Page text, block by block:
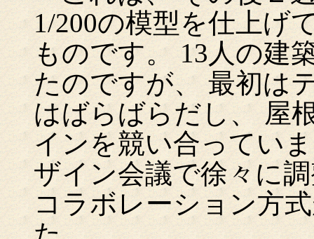
1/200の模型を仕上げ
ものです。 13人の建
たのですが、 最初は
はばらばらだし、 屋
インを競い合ってい
ザイン会議で徐々に
コラボレーション方